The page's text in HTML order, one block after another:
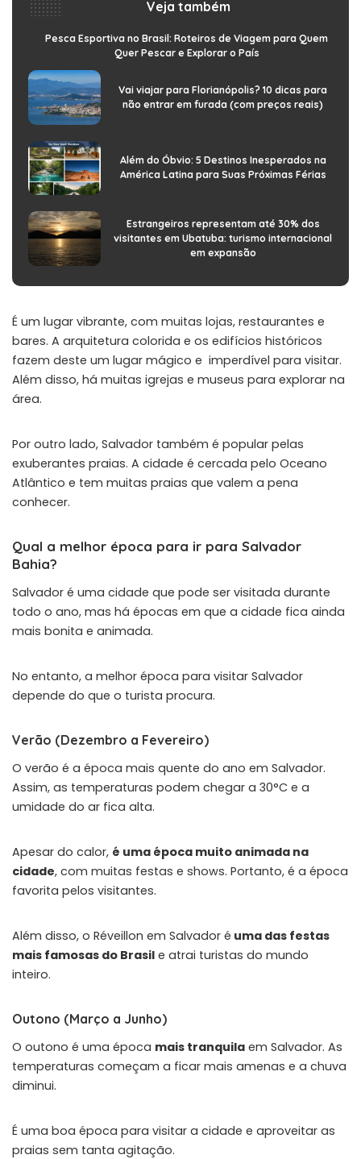
Veja também
Pesca Esportiva no Brasil: Roteiros de Viagem para Quem
Quer Pescar e Explorar o País
Vai viajar para Florianópolis? 10 dicas para
não entrar em furada (com preços reais)
Além do Óbvio: 5 Destinos Inesperados na
América Latina para Suas Próximas Férias
Estrangeiros representam até 30% dos
visitantes em Ubatuba: turismo internacional
em expansão
É um lugar vibrante, com muitas lojas, restaurantes e
bares. A arquitetura colorida e os edifícios históricos
fazem deste um lugar mágico e imperdível para visitar.
Além disso, há muitas igrejas e museus para explorar na
área.
Por outro lado, Salvador também é popular pelas
exuberantes praias. A cidade é cercada pelo Oceano
Atlântico e tem muitas praias que valem a pena
conhecer.
Qual a melhor época para ir para Salvador
Bahia?
Salvador é uma cidade que pode ser visitada durante
todo o ano, mas há épocas em que a cidade fica ainda
mais bonita e animada.
No entanto, a melhor época para visitar Salvador
depende do que o turista procura.
Verão (Dezembro a Fevereiro)
O verão é a época mais quente do ano em Salvador.
Assim, as temperaturas podem chegar a 30°C e a
umidade do ar fica alta.
Apesar do calor, é uma época muito animada na
cidade, com muitas festas e shows. Portanto, é a época
favorita pelos visitantes.
Além disso, o Réveillon em Salvador é uma das festas
mais famosas do Brasil e atrai turistas do mundo
inteiro.
Outono (Março a Junho)
O outono é uma época mais tranquila em Salvador. As
temperaturas começam a ficar mais amenas e a chuva
diminui.
É uma boa época para visitar a cidade e aproveitar as
praias sem tanta agitação.